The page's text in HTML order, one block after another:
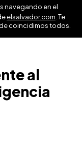
navegando en el
elsalvador.com . Te
coincidimos todos.
al